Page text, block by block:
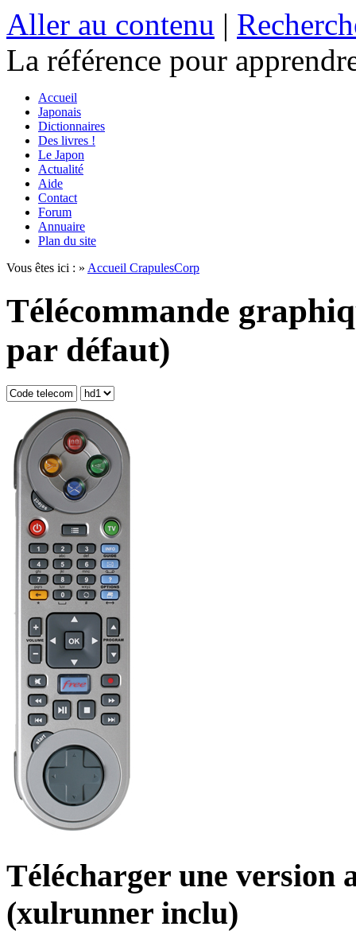
Aller au contenu |
La référence pour
Accueil
Japonais
Dictionnaires
Des livres !
Le Japon
Actualité
Aide
Contact
Forum
Annuaire
Plan du site
Vous êtes ici : » Accueil CrapulesCorp
Télécommande
par défaut)
Télécharger une version
(xulrunner inclu)